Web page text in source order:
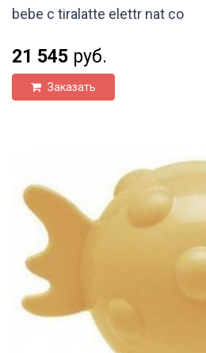
bebe c tiralatte elettr nat co
21 545 руб.
Заказать